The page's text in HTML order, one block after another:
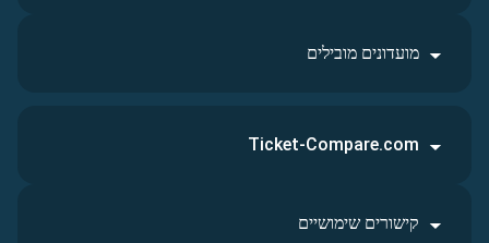
מועדונים מובילים
Ticket-Compare.com
קישורים שימושיים